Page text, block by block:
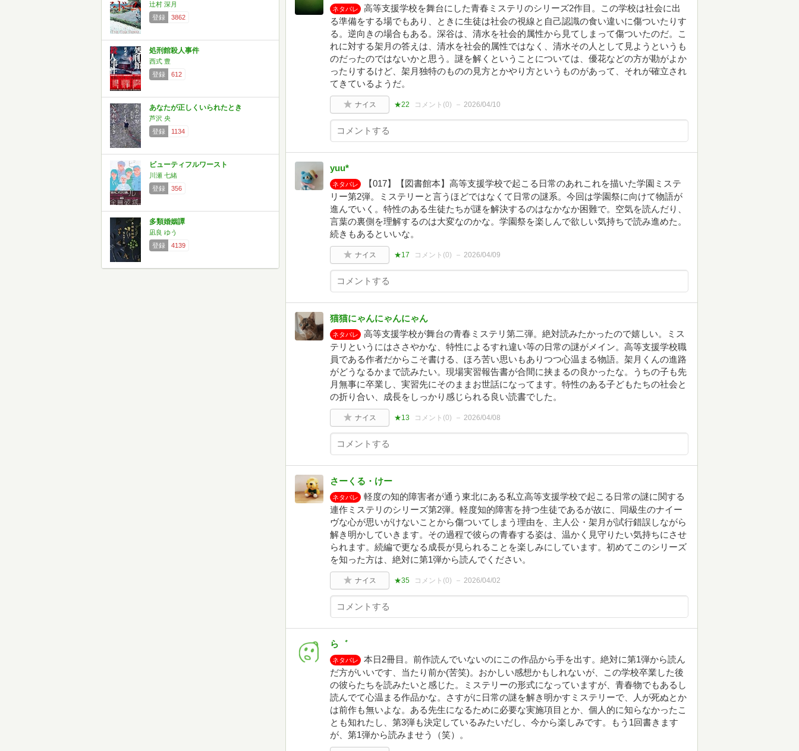
辻村 深月
登録
3862
処刑館殺人事件
西式 豊
登録
612
あなたが正しくいられたとき
芦沢 央
登録
1134
ビューティフルワースト
川瀬 七緒
登録
356
多類婚姻譚
凪良 ゆう
登録
4139
ネタバレ
高等支援学校を舞台にした青春ミステリのシリーズ2作目。この学校は社会に出
る準備をする場でもあり、ときに生徒は社会の視線と自己認識の食い違いに傷ついたりす
る。逆向きの場合もある。深谷は、清水を社会的属性から見てしまって傷ついたのだ。こ
れに対する架月の答えは、清水を社会的属性ではなく、清水その人として見ようというも
のだったのではないかと思う。謎を解くということについては、優花などの方が勘がよか
ったりするけど、架月独特のものの見方とかやり方というものがあって、それが確立され
てきているようだ。
ナイス ★22 コメント(0) 2026/04/10
yuu*
ネタバレ
【017】【図書館本】高等支援学校で起こる日常のあれこれを描いた学園ミステ
リー第2弾。ミステリーと言うほどではなくて日常の謎系。今回は学園祭に向けて物語が
進んでいく。特性のある生徒たちが謎を解決するのはなかなか困難で。空気を読んだり、
言葉の裏側を理解するのは大変なのかな。学園祭を楽しんで欲しい気持ちで読み進めた。
続きもあるといいな。
ナイス ★17 コメント(0) 2026/04/09
猫猫にゃんにゃんにゃん
ネタバレ
高等支援学校が舞台の青春ミステリ第二弾。絶対読みたかったので嬉しい。ミス
テリというにはささやかな、特性によるすれ違い等の日常の謎がメイン。高等支援学校職
員である作者だからこそ書ける、ほろ苦い思いもありつつ心温まる物語。架月くんの進路
がどうなるかまで読みたい。現場実習報告書が合間に挟まるの良かったな。うちの子も先
月無事に卒業し、実習先にそのままお世話になってます。特性のある子どもたちの社会と
の折り合い、成長をしっかり感じられる良い読書でした。
ナイス ★13 コメント(0) 2026/04/08
さーくる・けー
ネタバレ
軽度の知的障害者が通う東北にある私立高等支援学校で起こる日常の謎に関する
連作ミステリのシリーズ第2弾。軽度知的障害を持つ生徒であるが故に、同級生のナイー
ヴな心が思いがけないことから傷ついてしまう理由を、主人公・架月が試行錯誤しながら
解き明かしていきます。その過程で彼らの青春する姿は、温かく見守りたい気持ちにさせ
られます。続編で更なる成長が見られることを楽しみにしています。初めてこのシリーズ
を知った方は、絶対に第1弾から読んでください。
ナイス ★35 コメント(0) 2026/04/02
ら゛
ネタバレ
本日2冊目。前作読んでいないのにこの作品から手を出す。絶対に第1弾から読ん
だ方がいいです、当たり前か(苦笑)。おかしい感想かもしれないが、この学校卒業した後
の彼らたちを読みたいと感じた。ミステリーの形式になっていますが、青春物でもあるし
読んでて心温まる作品かな。さすがに日常の謎を解き明かすミステリーで、人が死ぬとか
は前作も無いよな。ある先生になるために必要な実施項目とか、個人的に知らなかったこ
とも知れたし、第3弾も決定しているみたいだし、今から楽しみです。もう1回書きます
が、第1弾から読みませう（笑）。